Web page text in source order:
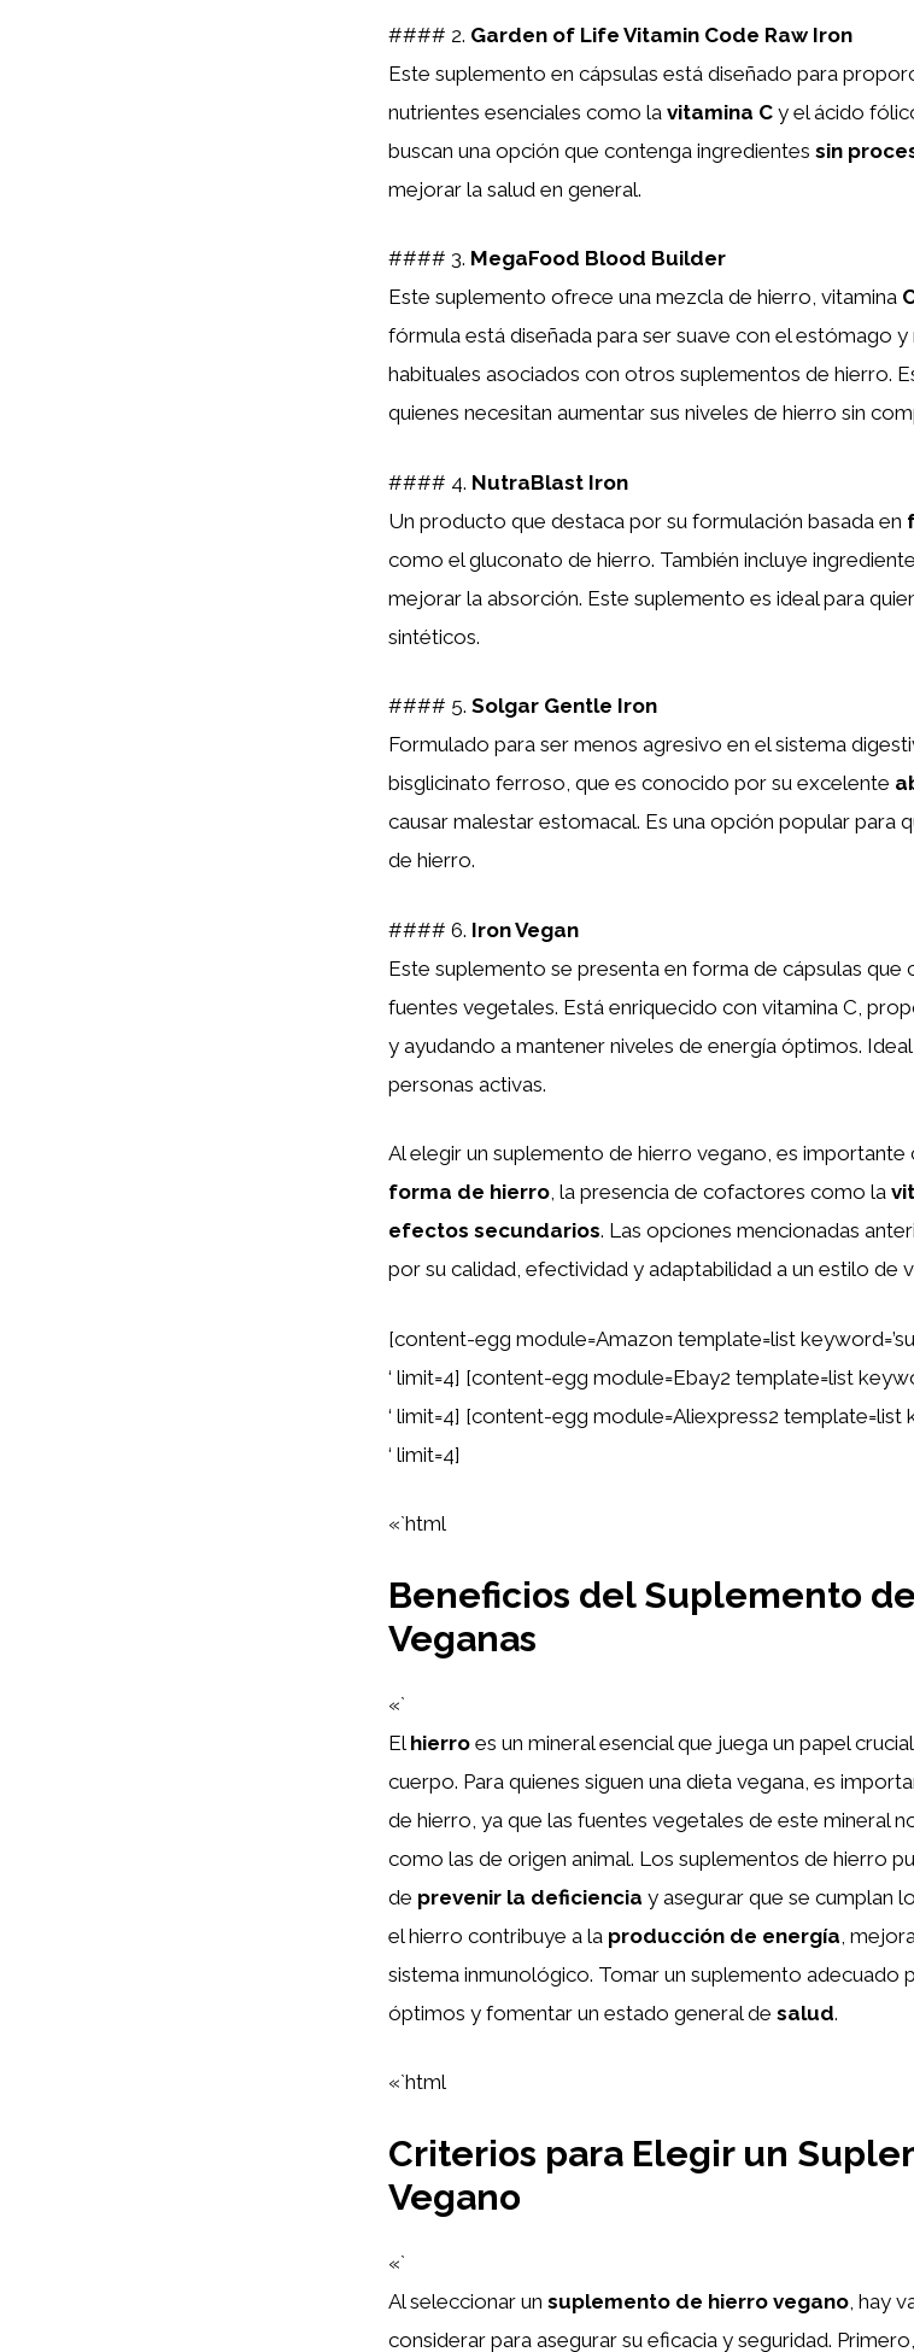
#### 2. Garden of Life Vitamin Code Raw Iron
Este suplemento en cápsulas está diseñado para
nutrientes esenciales como la vitamina C y el ácido
buscan una opción que contenga ingredientes sin
mejorar la salud en general.
#### 3. MegaFood Blood Builder
Este suplemento ofrece una mezcla de hierro, vitamina
fórmula está diseñada para ser suave con el estómago
habituales asociados con otros suplementos de hierro.
quienes necesitan aumentar sus niveles de hierro sin
#### 4. NutraBlast Iron
Un producto que destaca por su formulación basada en
como el gluconato de hierro. También incluye
mejorar la absorción. Este suplemento es ideal para
sintéticos.
#### 5. Solgar Gentle Iron
Formulado para ser menos agresivo en el sistema
bisglicinato ferroso, que es conocido por su excelente
causar malestar estomacal. Es una opción popular para
de hierro.
#### 6. Iron Vegan
Este suplemento se presenta en forma de cápsulas que
fuentes vegetales. Está enriquecido con vitamina C,
y ayudando a mantener niveles de energía óptimos.
personas activas.
Al elegir un suplemento de hierro vegano, es
forma de hierro, la presencia de cofactores como la
efectos secundarios. Las opciones mencionadas
por su calidad, efectividad y adaptabilidad a un estilo de
[content-egg module=Amazon template=list
‘ limit=4] [content-egg module=Ebay2 template=list
‘ limit=4] [content-egg module=Aliexpress2 template=list
‘ limit=4]
«`html
Beneficios del Suplemento
Veganas
«`
El hierro es un mineral esencial que juega un papel
cuerpo. Para quienes siguen una dieta vegana, es
de hierro, ya que las fuentes vegetales de este mineral
como las de origen animal. Los suplementos de hierro
de prevenir la deficiencia y asegurar que se cumplan
el hierro contribuye a la producción de energía ,
sistema inmunológico. Tomar un suplemento adecuado
óptimos y fomentar un estado general de salud.
«`html
Criterios para Elegir un
Vegano
«`
Al seleccionar un suplemento de hierro vegano , hay
considerar para asegurar su eficacia y seguridad.